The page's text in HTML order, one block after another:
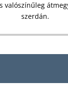
valószínűleg
szerdán.
Audió